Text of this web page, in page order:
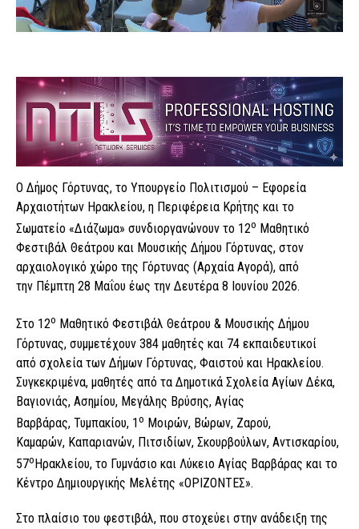
Ο Δήμος Γόρτυνας, το Υπουργείο Πολιτισμού – Εφορεία
Αρχαιοτήτων Ηρακλείου, η Περιφέρεια Κρήτης και το
Σωματείο «Διάζωμα» συνδιοργανώνουν το 12ο Μαθητικό
Φεστιβάλ Θεάτρου και Μουσικής Δήμου Γόρτυνας, στον
αρχαιολογικό χώρο της Γόρτυνας (Αρχαία Αγορά), από
την Πέμπτη 28 Μαΐου έως την Δευτέρα 8 Ιουνίου 2026.
Στο 12ο Μαθητικό Φεστιβάλ Θεάτρου & Μουσικής Δήμου
Γόρτυνας, συμμετέχουν 384 μαθητές και 74 εκπαιδευτικοί
από σχολεία των Δήμων Γόρτυνας, Φαιστού και Ηρακλείου.
Συγκεκριμένα, μαθητές από τα Δημοτικά Σχολεία Αγίων Δέκα,
Βαγιονιάς, Ασημίου, Μεγάλης Βρύσης, Αγίας
Βαρβάρας, Τυμπακίου, 1ο Μοιρών, Βώρων, Ζαρού,
Καμαρών, Καπαριανών, Πιτσιδίων, Σκουρβούλων, Αντισκαρίου,
57ο Ηρακλείου, το Γυμνάσιο και Λύκειο Αγίας Βαρβάρας και το
Κέντρο Δημιουργικής Μελέτης «ΟΡΙΖΟΝΤΕΣ».
Στο πλαίσιο του φεστιβάλ, που στοχεύει στην ανάδειξη της